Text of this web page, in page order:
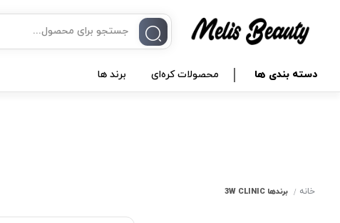
دسته بندی ها محصولات کره‌ای برند ها
خانه برندها 3W CLINIC